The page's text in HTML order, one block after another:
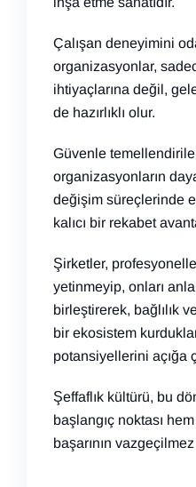
Çalışan deneyimini
organizasyonlar,
ihtiyaçlarına değil,
de hazırlıklı olur.
Güvenle
organizasyonların
değişim süreçlerinde
kalıcı bir rekabet
Şirketler,
yetinmeyip, onları
birleştirerek, bağlılık
bir ekosistem
potansiyellerini açığa
Şeffaflık kültürü, bu
başlangıç noktası
başarının vazgeçilmez